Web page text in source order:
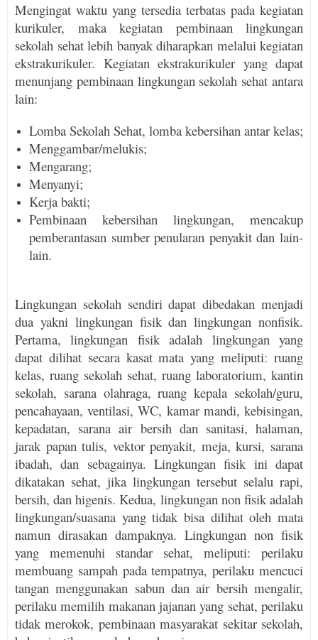
Mengingat waktu yang tersedia terbatas pada kegiatan
kurikuler, maka kegiatan pembinaan lingkungan
sekolah sehat lebih banyak diharapkan melalui kegiatan
ekstrakurikuler. Kegiatan ekstra­ku­rikuler yang dapat
menunjang pembinaan lingkungan sekolah sehat antara
lain:
Lomba Sekolah Sehat, lomba kebersihan antar kelas;
Menggambar/melukis;
Mengarang;
Menyanyi;
Kerja bakti;
Pembinaan kebersihan lingkungan, mencakup
pemberantasan sumber penularan penyakit dan lain-
lain.
Lingkungan sekolah sendiri dapat dibedakan menja­di
dua yakni lingkungan fisik dan lingkungan nonfisik.
Pertama, lingkungan fisik adalah ling­kungan yang
dapat dilihat secara kasat mata yang meliputi: ruang
kelas, ruang sekolah sehat, ruang laboratorium, kantin
sekolah, sarana olahraga, ruang kepala sekolah/guru,
pencahayaan, ventilasi, WC, kamar mandi, kebisingan,
kepadatan, sarana air bersih dan sanitasi, halaman,
jarak papan tulis, vektor penyakit, meja, kursi, sarana
ibadah, dan sebagainya. Lingkungan fisik ini dapat
dikatakan sehat, jika lingkungan tersebut selalu rapi,
bersih, dan higenis. Kedua, lingkungan non fisik adalah
lingkungan/suasana yang tidak bisa dilihat oleh mata
namun dirasakan dampaknya. Lingkungan non fisik
yang memenuhi standar sehat, meliputi: perilaku
membuang sampah pada tempatnya, perilaku mencuci
tangan menggunakan sabun dan air bersih mengalir,
perilaku memilih makanan jajanan yang sehat, perilaku
tidak merokok, pembinaan masyarakat sekitar sekolah,